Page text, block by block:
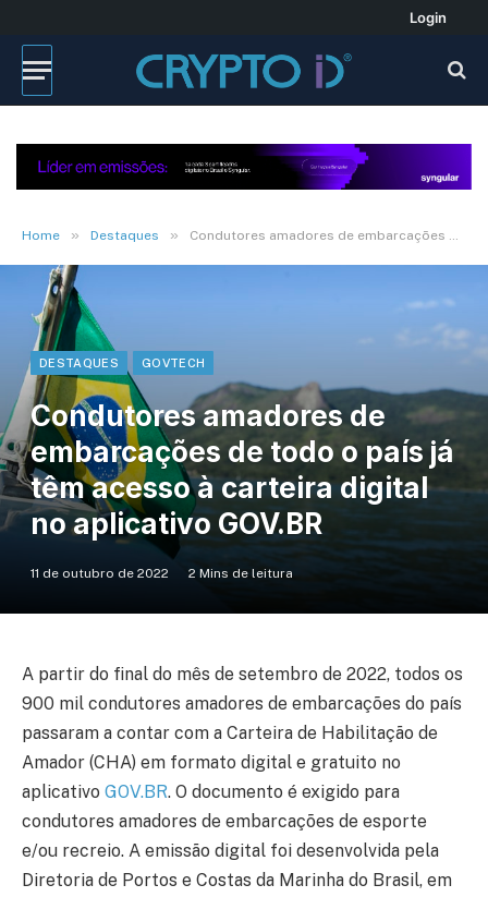
Login
Home » Destaques » Condutores amadores de embarcações de todo o país já têm acesso à carteira digital no aplicativo GOV.BR
DESTAQUES GOVTECH
Condutores amadores de
embarcações de todo o país já
têm acesso à carteira digital
no aplicativo GOV.BR
11 de outubro de 2022 2 Mins de leitura
A partir do final do mês de setembro de 2022, todos os
900 mil condutores amadores de embarcações do país
passaram a contar com a Carteira de Habilitação de
Amador (CHA) em formato digital e gratuito no
aplicativo GOV.BR. O documento é exigido para
condutores amadores de embarcações de esporte
e/ou recreio. A emissão digital foi desenvolvida pela
Diretoria de Portos e Costas da Marinha do Brasil, em